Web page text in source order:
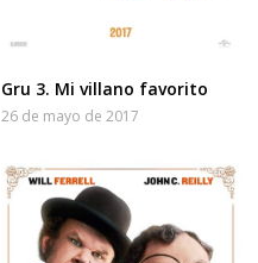
Gru 3. Mi villano favorito
26 de mayo de 2017